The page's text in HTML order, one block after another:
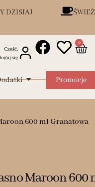
DZISIAJ
Cześć,
się
0
Promocje
600 ml Granatowa
Maroon 600